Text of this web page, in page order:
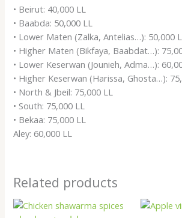
• Beirut: 40,000 LL
• Baabda: 50,000 LL
• Lower Maten (Zalka, Antelias…): 50,000
• Higher Maten (Bikfaya, Baabdat…):
• Lower Keserwan (Jounieh, Adma…):
• Higher Keserwan (Harissa, Ghosta…):
• North & Jbeil: 75,000 LL
• South: 75,000 LL
• Bekaa: 75,000 LL
Aley: 60,000 LL
Related products